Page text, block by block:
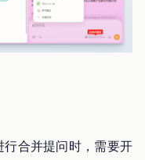
行合并提问时，需要开